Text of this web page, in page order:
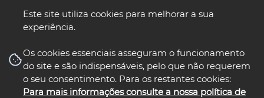
Este site utiliza cookies para melhorar a sua
experiência.
Os cookies essenciais asseguram o funcionamento
do site e são indispensáveis, pelo que não requerem
o seu consentimento. Para os restantes cookies:
Para mais informações consulte a nossa política de
nos select language